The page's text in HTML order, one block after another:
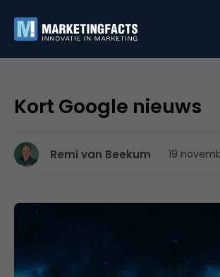
Kort Google nieuws
Remi van Beekum 19